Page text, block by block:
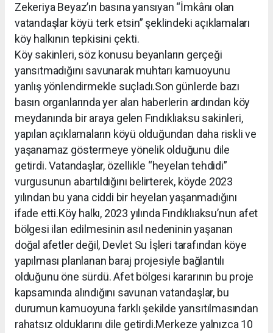
Zekeriya Beyaz’ın basına yansıyan “İmkânı olan
vatandaşlar köyü terk etsin” şeklindeki açıklamaları
köy halkının tepkisini çekti.
Köy sakinleri, söz konusu beyanların gerçeği
yansıtmadığını savunarak muhtarı kamuoyunu
yanlış yönlendirmekle suçladı.Son günlerde bazı
basın organlarında yer alan haberlerin ardından köy
meydanında bir araya gelen Fındıklıaksu sakinleri,
yapılan açıklamaların köyü olduğundan daha riskli ve
yaşanamaz göstermeye yönelik olduğunu dile
getirdi. Vatandaşlar, özellikle “heyelan tehdidi”
vurgusunun abartıldığını belirterek, köyde 2023
yılından bu yana ciddi bir heyelan yaşanmadığını
ifade etti.Köy halkı, 2023 yılında Fındıklıaksu’nun afet
bölgesi ilan edilmesinin asıl nedeninin yaşanan
doğal afetler değil, Devlet Su İşleri tarafından köye
yapılması planlanan baraj projesiyle bağlantılı
olduğunu öne sürdü. Afet bölgesi kararının bu proje
kapsamında alındığını savunan vatandaşlar, bu
durumun kamuoyuna farklı şekilde yansıtılmasından
rahatsız olduklarını dile getirdi.Merkeze yalnızca 10